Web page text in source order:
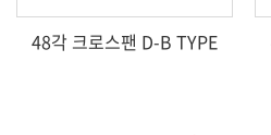
48각 크로스팬 D-B TYPE